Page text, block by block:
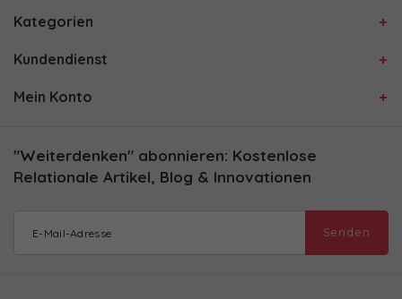
Kategorien
Kundendienst
Mein Konto
"Weiterdenken" abonnieren: Kostenlose
Relationale Artikel, Blog & Innovationen
Senden